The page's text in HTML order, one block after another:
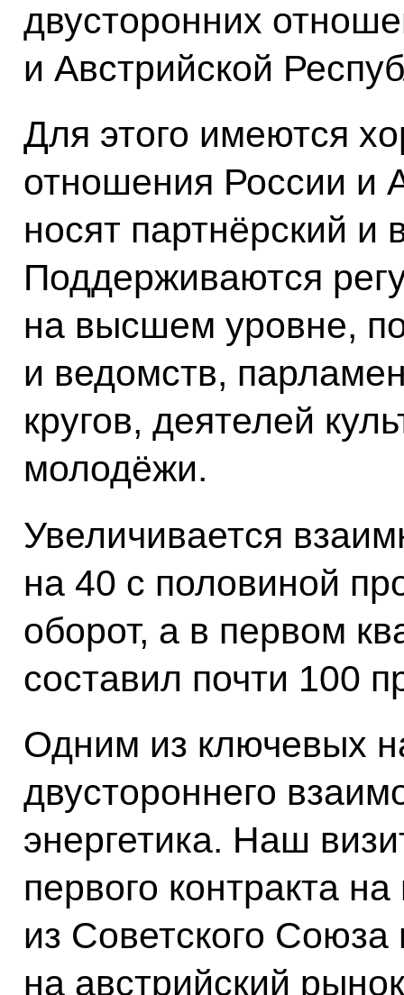
двусторонних
и Австрийской
Для этого имеются
отношения России и
носят партнёрский и
Поддерживаются
на высшем уровне,
и ведомств,
кругов, деятелей
молодёжи.
Увеличивается
на 40 с половиной
оборот, а в первом
составил почти 100
Одним из ключевых
двустороннего
энергетика. Наш
первого контракта
из Советского
на австрийский